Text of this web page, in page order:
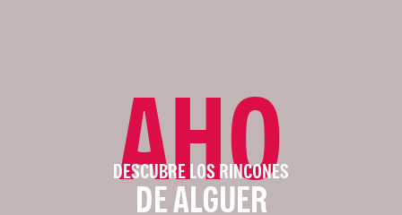
AHO
DESCUBRE LOS RINCONES
DE ALGUER